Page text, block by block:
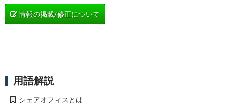
情報の掲載/修正について
用語解説
シェアオフィスとは